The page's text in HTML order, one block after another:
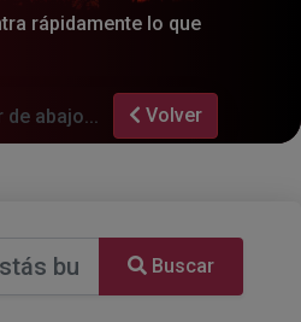
rápidamente lo que
Volver
Buscar